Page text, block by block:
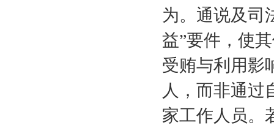
为。通说及司
益”要件，使
受贿与利用影
人，而非通过
家工作人员。